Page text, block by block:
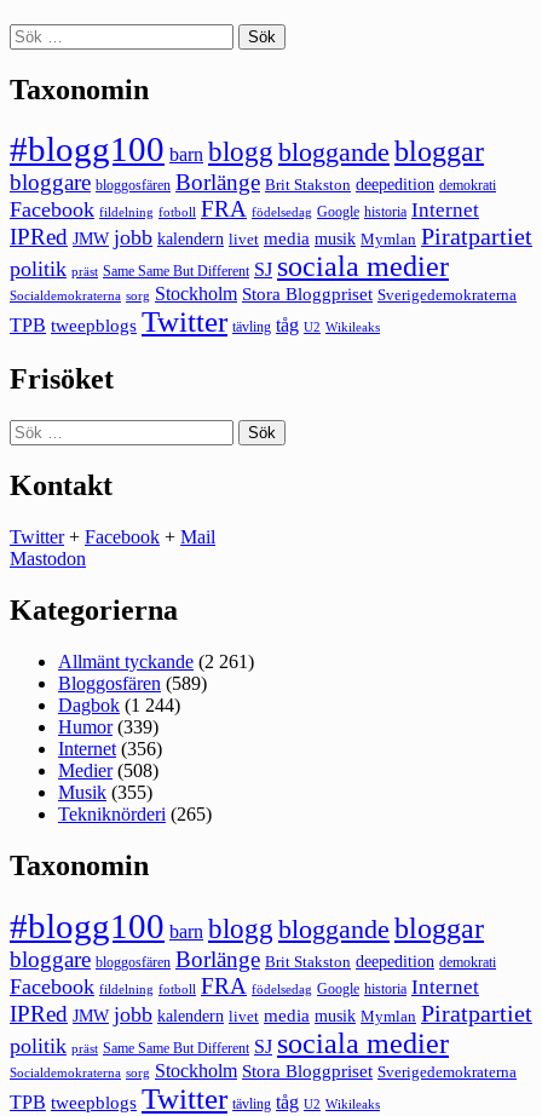
Sök
efter:
Taxonomin
#blogg100 barn blogg bloggande bloggar
bloggare bloggosfären Borlänge Brit Stakston deepedition demokrati
Facebook fildelning fotboll FRA födelsedag Google historia Internet
IPRed JMW jobb kalendern livet media musik Mymlan Piratpartiet
politik präst Same Same But Different SJ sociala medier
Socialdemokraterna sorg Stockholm Stora Bloggpriset Sverigedemokraterna
TPB tweepblogs Twitter tävling tåg U2 Wikileaks
Frisöket
Sök
efter:
Kontakt
Twitter+ Facebook + Mail
Mastodon
Kategorierna
Allmänt tyckande (2 261)
Bloggosfären (589)
Dagbok (1 244)
Humor(339)
Internet (356)
Medier(508)
Musik (355)
Tekniknörderi (265)
Taxonomin
#blogg100 barn blogg bloggande bloggar
bloggare bloggosfären Borlänge Brit Stakston deepedition demokrati
Facebook fildelning fotboll FRA födelsedag Google historia Internet
IPRed JMW jobb kalendern livet media musik Mymlan Piratpartiet
politik präst Same Same But Different SJ sociala medier
Socialdemokraterna sorg Stockholm Stora Bloggpriset Sverigedemokraterna
TPB tweepblogs Twitter tävling tåg U2 Wikileaks